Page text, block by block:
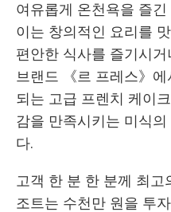
여유롭게 온천욕을 즐
이는 창의적인 요리를
편안한 식사를 즐기시
브랜드 《르 프레스》
되는 고급 프렌치 케이
감을 만족시키는 미식
다.
고객 한 분 한 분께 최고
조트는 수천만 원을 투